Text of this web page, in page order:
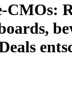
CMOs: